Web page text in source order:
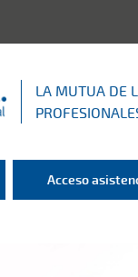
LA MUTUA DE
Acceso